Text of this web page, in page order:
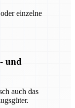
einzelne
und
auch das